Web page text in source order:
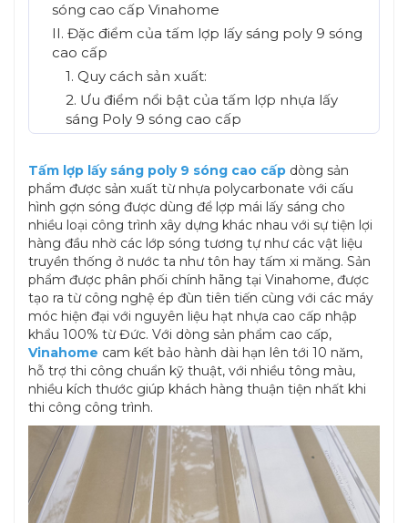
sóng cao cấp Vinahome
II. Đặc điểm của tấm lợp lấy sáng poly 9 sóng
cao cấp
1. Quy cách sản xuất:
2. Ưu điểm nổi bật của tấm lợp nhựa lấy
sáng Poly 9 sóng cao cấp
Tấm lợp lấy sáng poly 9 sóng cao cấp dòng sản
phẩm được sản xuất từ nhựa polycarbonate với cấu
hình gợn sóng được dùng để lợp mái lấy sáng cho
nhiều loại công trình xây dựng khác nhau với sự tiện lợi
hàng đầu nhờ các lớp sóng tương tự như các vật liệu
truyền thống ở nước ta như tôn hay tấm xi măng. Sản
phẩm được phân phối chính hãng tại Vinahome, được
tạo ra từ công nghệ ép đùn tiên tiến cùng với các máy
móc hiện đại với nguyên liệu hạt nhựa cao cấp nhập
khẩu 100% từ Đức. Với dòng sản phẩm cao cấp,
Vinahome cam kết bảo hành dài hạn lên tới 10 năm,
hỗ trợ thi công chuẩn kỹ thuật, với nhiều tông màu,
nhiều kích thước giúp khách hàng thuận tiện nhất khi
thi công công trình.